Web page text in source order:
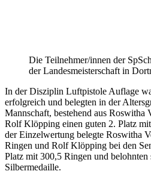
Die Teilnehmer/innen der
der Landesmeisterschaft in
In der Disziplin Luftpistole Auflage
erfolgreich und belegten in der
Mannschaft, bestehend aus
Rolf Klöpping einen guten 2. Platz
der Einzelwertung belegte Roswitha
Ringen und Rolf Klöpping bei den
Platz mit 300,5 Ringen und
Silbermedaille.